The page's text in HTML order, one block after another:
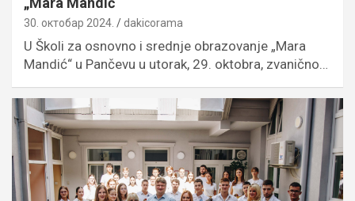
30. октобар 2024. dakicorama
U Školi za osnovno i srednje obrazovanje „Mara
Mandić“ u Pančevu u utorak, 29. oktobra, zvanično…